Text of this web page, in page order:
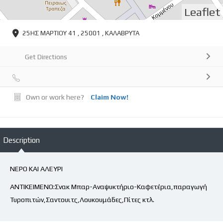
Leaflet
25ΗΣ ΜΑΡΤΙΟΥ 41 , 25001 , ΚΑΛΑΒΡΥΤΑ
Get Directions
Own or work here? Claim Now!
Description
ΝΕΡΟ ΚΑΙ ΑΛΕΥΡΙ
ΑΝΤΙΚΕΙΜΕΝΟ:Σνακ Μπαρ-Αναψυκτήριο-Καφετέρια,παραγωγή
Τυροπιτών,Σαντουιτς,Λουκουμάδες,Πίτες κτλ.